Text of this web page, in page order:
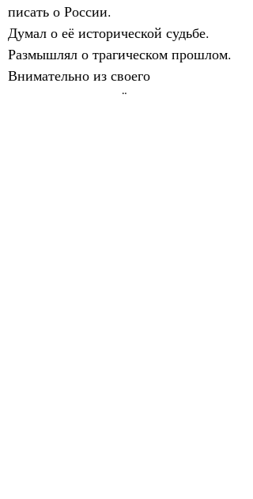
писать о России.
Думал о её исторической судьбе.
Размышлял о трагическом прошлом.
Внимательно из своего
эмигрантского далёка следил за тем,